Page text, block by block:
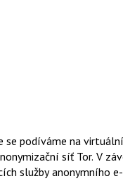
se podíváme na
síť Tor. V
služby anonymního